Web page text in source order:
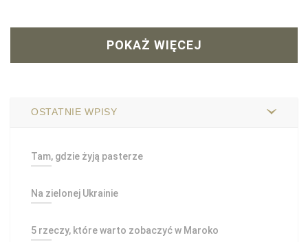
POKAŻ WIĘCEJ
OSTATNIE WPISY
Tam, gdzie żyją pasterze
Na zielonej Ukrainie
5 rzeczy, które warto zobaczyć w Maroko